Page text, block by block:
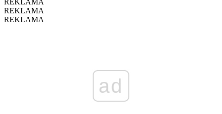
REKLAMA
REKLAMA
ad